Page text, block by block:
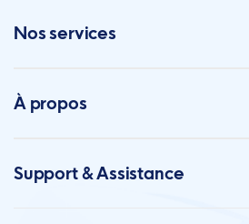
Nos services
À propos
Support & Assistance